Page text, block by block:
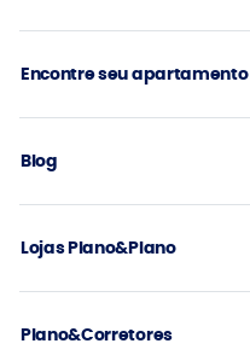
Encontre seu apartamento
Blog
Lojas Plano&Plano
Plano&Corretores